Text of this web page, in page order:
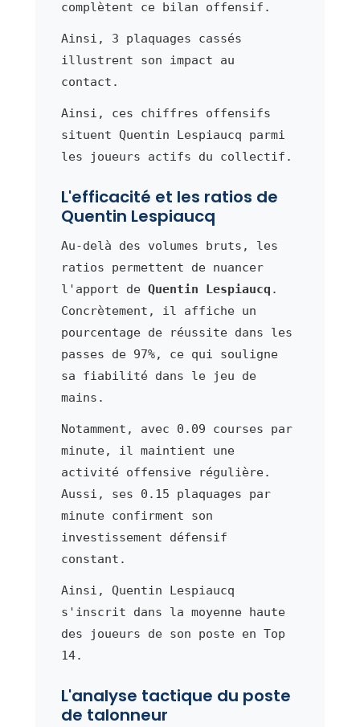
complètent ce bilan offensif.
Ainsi, 3 plaquages cassés
illustrent son impact au
contact.
Ainsi, ces chiffres offensifs
situent Quentin Lespiaucq parmi
les joueurs actifs du collectif.
L'efficacité et les ratios de
Quentin Lespiaucq
Au-delà des volumes bruts, les
ratios permettent de nuancer
l'apport de Quentin Lespiaucq .
Concrètement, il affiche un
pourcentage de réussite dans les
passes de 97%, ce qui souligne
sa fiabilité dans le jeu de
mains.
Notamment, avec 0.09 courses par
minute, il maintient une
activité offensive régulière.
Aussi, ses 0.15 plaquages par
minute confirment son
investissement défensif
constant.
Ainsi, Quentin Lespiaucq
s'inscrit dans la moyenne haute
des joueurs de son poste en Top
14.
L'analyse tactique du poste
de talonneur